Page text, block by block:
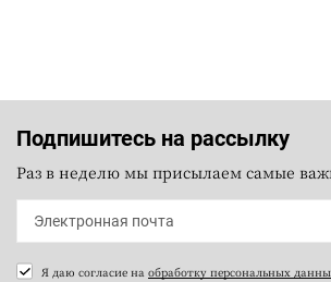
Подпишитесь на рассылку
Раз в неделю мы присылаем самые
Я даю согласие на обработку персональных